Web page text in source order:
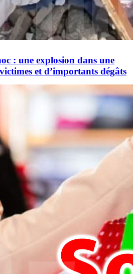
: une explosion dans une
et d’importants dégâts